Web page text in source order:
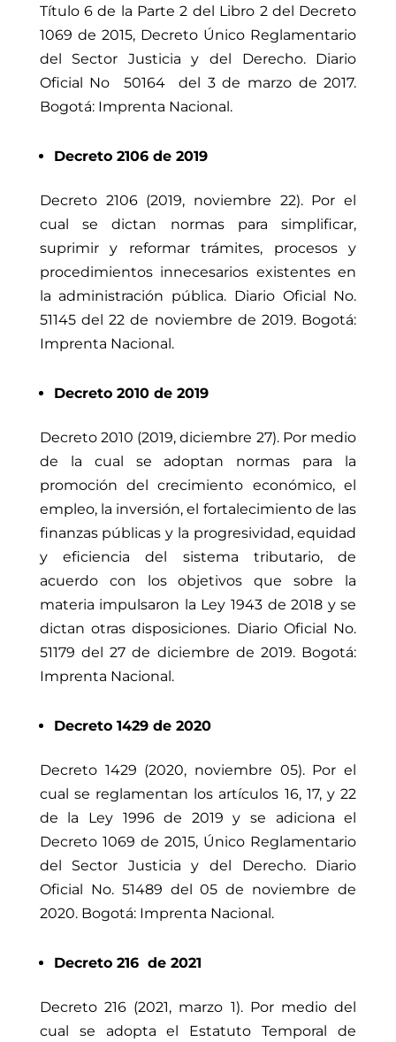
Título 6 de la Parte 2 del Libro 2 del Decreto
1069 de 2015, Decreto Único Reglamentario
del Sector Justicia y del Derecho.Diario
Oficial No
50164
del 3 de marzo de 2017.
Bogotá: Imprenta Nacional.
Decreto 2106 de 2019
Decreto 2106 (2019, noviembre 22). Por el
cual se dictan normas para simplificar,
suprimir y reformar trámites, procesos y
procedimientos innecesarios existentes en
la administración pública. Diario Oficial No.
51145del 22 de noviembre de 2019. Bogotá:
Imprenta Nacional.
Decreto 2010 de 2019
Decreto 2010 (2019, diciembre 27). Por medio
de la cual se adoptan normas para la
promoción del crecimiento económico, el
empleo, la inversión, el fortalecimiento de las
finanzas públicas y la progresividad, equidad
y eficiencia del sistema tributario, de
acuerdo con los objetivos que sobre la
materia impulsaron la Ley 1943 de 2018 y se
dictan otras disposiciones. Diario Oficial No.
51179 del 27 de diciembre de 2019. Bogotá:
Imprenta Nacional.
Decreto 1429 de 2020
Decreto 1429 (2020, noviembre 05). Por el
cual se reglamentan los artículos 16, 17, y 22
de la Ley 1996 de 2019 y se adiciona el
Decreto 1069 de 2015, Único Reglamentario
del Sector Justicia y del Derecho. Diario
Oficial No. 51489 del 05 de noviembre de
2020. Bogotá: Imprenta Nacional.
Decreto 216 de 2021
Decreto 216 (2021, marzo 1). Por medio del
cual se adopta el Estatuto Temporal de